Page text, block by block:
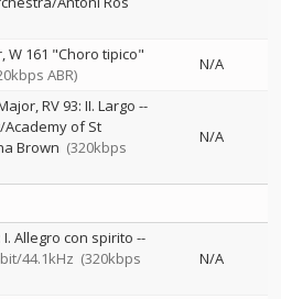
W 161 "Choro tipico"
ABR)
N/A
RV 93: II. Largo --
of St
Brown (320kbps
N/A
Allegro con spirito --
44.1kHz (320kbps
N/A